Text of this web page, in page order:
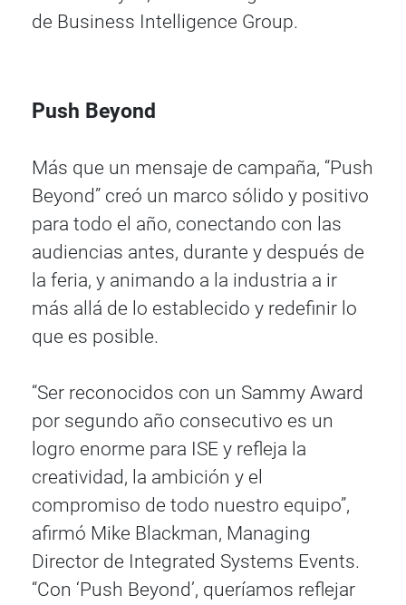
de Business Intelligence Group.
Push Beyond
Más que un mensaje de campaña, “Push
Beyond” creó un marco sólido y positivo
para todo el año, conectando con las
audiencias antes, durante y después de
la feria, y animando a la industria a ir
más allá de lo establecido y redefinir lo
que es posible.
“Ser reconocidos con un Sammy Award
por segundo año consecutivo es un
logro enorme para ISE y refleja la
creatividad, la ambición y el
compromiso de todo nuestro equipo”,
afirmó Mike Blackman, Managing
Director de Integrated Systems Events.
“Con ‘Push Beyond’, queríamos reflejar